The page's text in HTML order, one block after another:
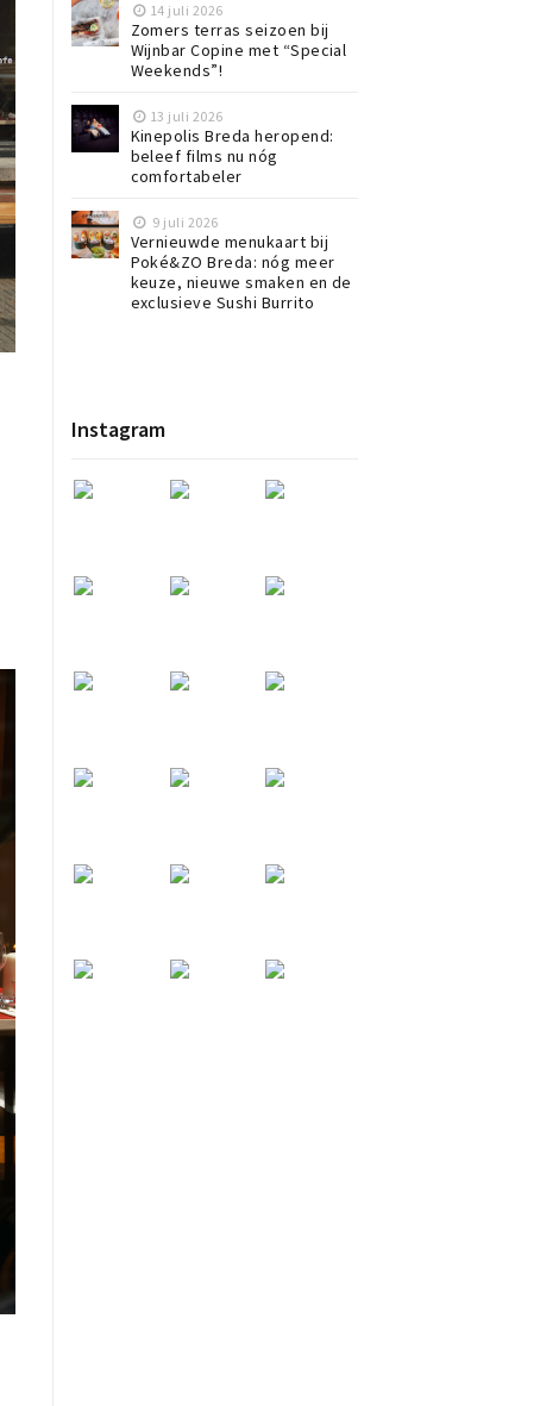
14 juli 2026
Zomers terras seizoen bij
Wijnbar Copine met “Special
Weekends”!
13 juli 2026
Kinepolis Breda heropend:
beleef films nu nóg
comfortabeler
9 juli 2026
Vernieuwde menukaart bij
Poké&ZO Breda: nóg meer
keuze, nieuwe smaken en de
exclusieve Sushi Burrito
Instagram